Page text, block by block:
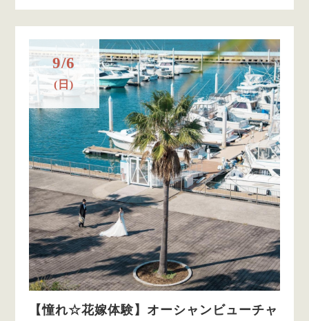
9/6
(日)
【憧れ☆花嫁体験】オーシャンビューチャ